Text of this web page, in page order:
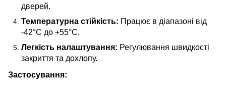
дверей.
Температурна стійкість: Працює в діапазоні від
-42°C до +55°C.
Легкість налаштування: Регулювання швидкості
закриття та дохлопу.
Застосування: